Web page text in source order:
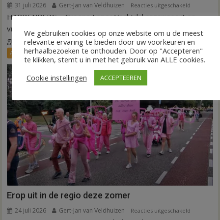
31 juli 2026 Gert-Jan van Veldhuizen Reacties uitgeschakeld
Fietstocht
groene
initiatieven
in
HARDENBERG – Groene Loper Vechtdal organiseert op
vrijdagmiddag 4 september 2026 een fietstocht langs
groene initiatieven...
Agenda Nieuws
Erop uit in de regio deze zomer
24 juli 2026 Gert-Jan van Veldhuizen Reacties uitgeschakeld
We gebruiken cookies op onze website om u de meest
relevante ervaring te bieden door uw voorkeuren en
herhaalbezoeken te onthouden. Door op "Accepteren"
te klikken, stemt u in met het gebruik van ALLE cookies.
Cookie instellingen
ACCEPTEEREN